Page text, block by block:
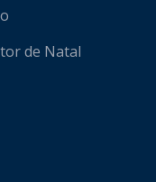
de Natal